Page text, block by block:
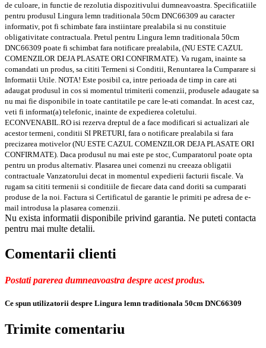
de culoare, in functie de rezolutia dispozitivului dumneavoastra. Specificatiile
pentru produsul Lingura lemn traditionala 50cm DNC66309 au caracter
informativ, pot fi schimbate fara instiintare prealabila si nu constituie
obligativitate contractuala. Pretul pentru Lingura lemn traditionala 50cm
DNC66309 poate fi schimbat fara notificare prealabila, (NU ESTE CAZUL
COMENZILOR DEJA PLASATE ORI CONFIRMATE). Va rugam, inainte sa
comandati un produs, sa cititi Termeni si Conditii, Renuntarea la Cumparare si
Informatii Utile. NOTA! Este posibil ca, intre perioada de timp in care ati
adaugat produsul in cos si momentul trimiterii comenzii, produsele adaugate sa
nu mai fie disponibile in toate cantitatile pe care le-ati comandat. In acest caz,
veti fi informat(a) telefonic, inainte de expedierea coletului.
ECONVENABIL.RO isi rezerva dreptul de a face modificari si actualizari ale
acestor termeni, conditii SI PRETURI, fara o notificare prealabila si fara
precizarea motivelor (NU ESTE CAZUL COMENZILOR DEJA PLASATE ORI
CONFIRMATE). Daca produsul nu mai este pe stoc, Cumparatorul poate opta
pentru un produs alternativ. Plasarea unei comenzi nu creeaza obligatii
contractuale Vanzatorului decat in momentul expedierii facturii fiscale. Va
rugam sa cititi termenii si conditiile de fiecare data cand doriti sa cumparati
produse de la noi. Factura si Certificatul de garantie le primiti pe adresa de e-
mail introdusa la plasarea comenzii.
Nu exista informatii disponibile privind garantia. Ne puteti contacta
pentru mai multe detalii.
Comentarii clienti
Postati parerea dumneavoastra despre acest produs.
Ce spun utilizatorii despre Lingura lemn traditionala 50cm DNC66309
Trimite comentariu